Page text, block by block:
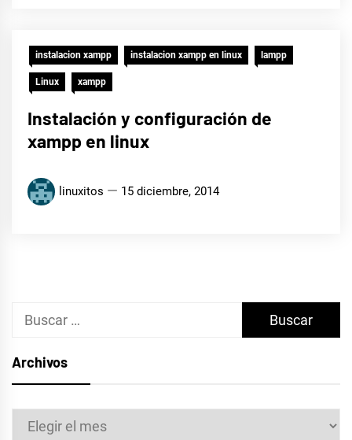
instalacion xampp instalacion xampp en linux lampp
Linux xampp
Instalación y configuración de
xampp en linux
linuxitos 15 diciembre, 2014
Buscar:
Archivos
Archivos